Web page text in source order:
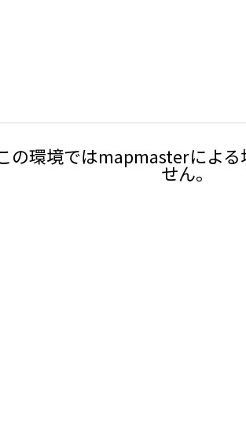
の環境ではmapmasterによ
せん。